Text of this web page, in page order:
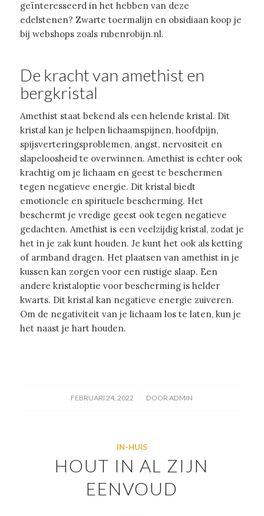
geïnteresseerd in het hebben van deze
edelstenen? Zwarte toermalijn en obsidiaan koop je
bij webshops zoals rubenrobijn.nl.
De kracht van amethist en
bergkristal
Amethist staat bekend als een helende kristal. Dit
kristal kan je helpen lichaamspijnen, hoofdpijn,
spijsverteringsproblemen, angst, nervositeit en
slapeloosheid te overwinnen. Amethist is echter ook
krachtig om je lichaam en geest te beschermen
tegen negatieve energie. Dit kristal biedt
emotionele en spirituele bescherming. Het
beschermt je vredige geest ook tegen negatieve
gedachten. Amethist is een veelzijdig kristal, zodat je
het in je zak kunt houden. Je kunt het ook als ketting
of armband dragen. Het plaatsen van amethist in je
kussen kan zorgen voor een rustige slaap. Een
andere kristaloptie voor bescherming is helder
kwarts. Dit kristal kan negatieve energie zuiveren.
Om de negativiteit van je lichaam los te laten, kun je
het naast je hart houden.
FEBRUARI 24, 2022
/ DOORADMIN
IN-HUIS
HOUT IN AL ZIJN
EENVOUD